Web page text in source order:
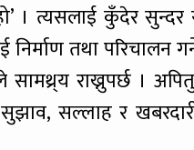
। त्यसलाई कुँदेर सुन्दर
तथा परिचालन
राख्नुपर्छ ।
सल्लाह र